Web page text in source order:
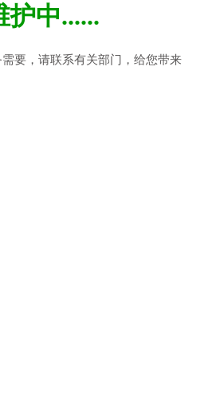
护中......
需要，请联系有关部门，给您带来